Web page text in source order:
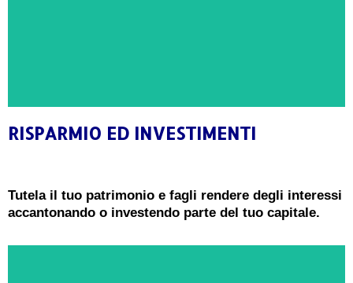
Ricevi oggi una consulenza gratuita e senza
impegno da un Esperto in Risparmio ed
RISPARMIO ED INVESTIMENTI
Tutela il tuo patrimonio e fagli rendere degli interessi
accantonando o investendo parte del tuo capitale.